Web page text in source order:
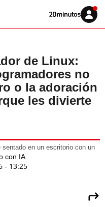
Volver
Iniciar
sesión
de Linux:
no
o la adoración
les divierte
en un escritorio con un
con IA
- 13:25